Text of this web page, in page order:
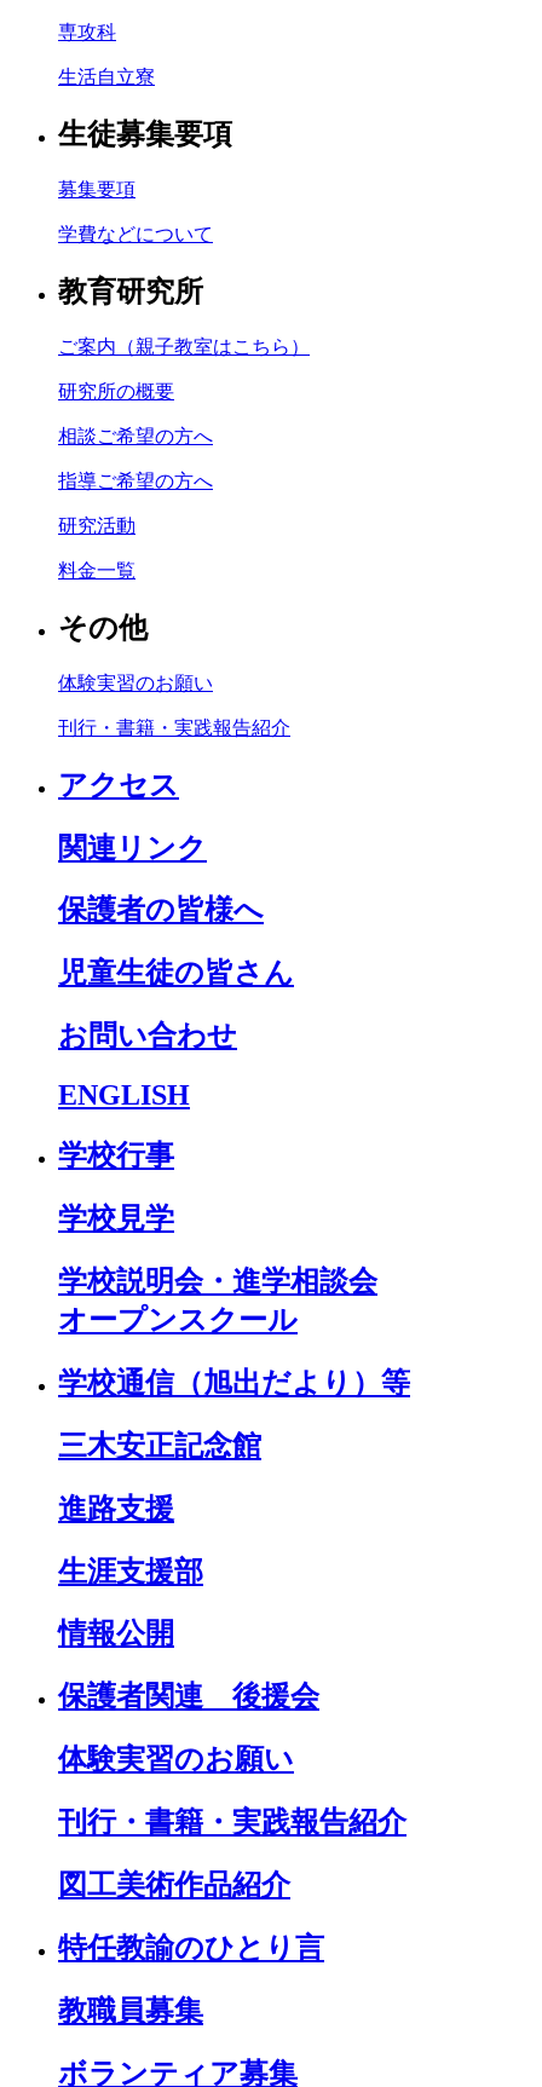
専攻科
生活自立寮
生徒募集要項
募集要項
学費などについて
教育研究所
ご案内（親子教室はこちら）
研究所の概要
相談ご希望の方へ
指導ご希望の方へ
研究活動
料金一覧
その他
体験実習のお願い
刊行・書籍・実践報告紹介
アクセス
関連リンク
保護者の皆様へ
児童生徒の皆さん
お問い合わせ
ENGLISH
学校行事
学校見学
学校説明会・進学相談会
オープンスクール
学校通信（旭出だより）等
三木安正記念館
進路支援
生涯支援部
情報公開
保護者関連 後援会
体験実習のお願い
刊行・書籍・実践報告紹介
図工美術作品紹介
特任教諭のひとり言
教職員募集
ボランティア募集